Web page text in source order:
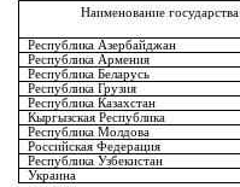
Наименование государства
Республика Азербайджан
Республика Армения
Республика Беларусь
Республика Грузия
Республика Казахстан
Кыргызская Республика
Республика Молдова
Российская Федерация
Республика Узбекистан
Украина